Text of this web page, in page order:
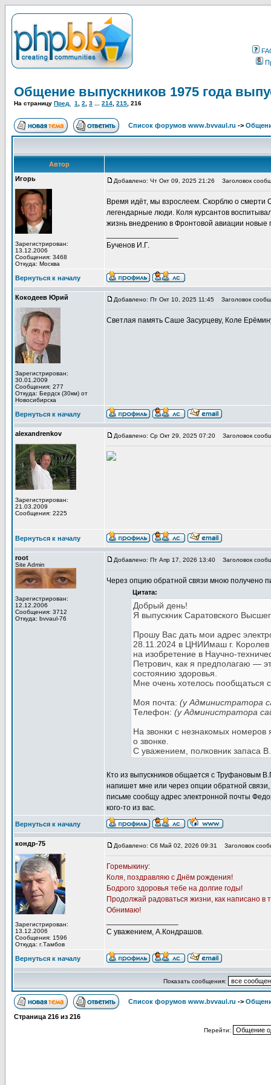
Общение выпускников 1975 года
На страницу Пред. 1 2 3 214 215 216
Список форумов www.bvvaul.ru ->
Автор
Игорь
Зарегистрирован:
13.12.2006
Сообщения: 3468
Откуда: Москва
Добавлено: Чт Окт 09, 2025 21:26 Заголовок
Время идёт, мы взрослеем. Скорблю о
легендарные люди. Коля курсантов
жизнь внедрению в Фронтовой авиации
Бученов И.Г.
Вернуться к началу
Кокодеев Юрий
Зарегистрирован:
30.01.2009
Сообщения: 277
Откуда: Бердск (30км) от
Новосибирска
Добавлено: Пт Окт 10, 2025 11:45 Заголовок
Светлая память Саше Засурцеву, Коле
Вернуться к началу
alexandrenkov
Зарегистрирован:
21.03.2009
Сообщения: 2225
Добавлено: Ср Окт 29, 2025 07:20 Заголовок
Вернуться к началу
root
Site Admin
Зарегистрирован:
12.12.2006
Сообщения: 3712
Откуда: bvvaul-76
Добавлено: Пт Апр 17, 2026 13:40 Заголовок
Через опцию обратной связи мною получено
Цитата:
Добрый день!
Я выпускник Саратовского
Прошу Вас дать мои адрес
28.11.2024 в ЦНИИмаш г. Королев
на изобретение в Научно-
Петрович, как я предполагаю —
состоянию здоровья.
Мне очень хотелось пообщаться
Моя почта: (у Администратора
Телефон: (у Администратора
На звонки с незнакомых
о звонке.
С уважением, полковник запаса
Кто из выпускников общается с Труфановым
напишет мне или через опции обратной
письме сообщу адрес электронной почты
кого-то из вас.
Вернуться к началу
кондр-75
Зарегистрирован:
13.12.2006
Сообщения: 1596
Откуда: г.Тамбов
Добавлено: Сб Май 02, 2026 09:31 Заголовок
Горемыкину:
Коля, поздравляю с Днём рождения!
Бодрого здоровья тебе на долгие годы!
Продолжай радоваться жизни, как написано в
Обнимаю!
С уважением, А.Кондрашов.
Вернуться к началу
Показать сообщения:
Список форумов www.bvvaul.ru ->
Страница 216 из 216
Перейти: